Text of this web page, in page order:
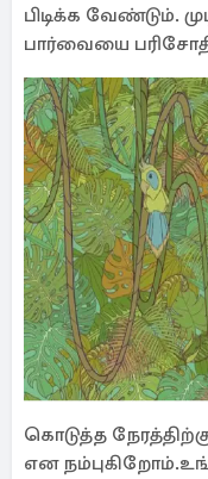
பிடிக்க வேண்டும்.
பார்வையை
கொடுத்த
என